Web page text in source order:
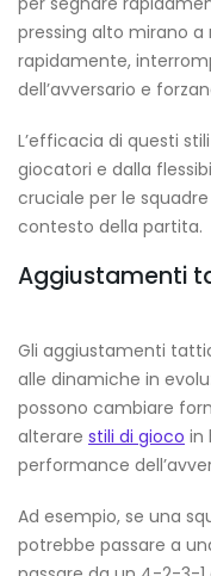
pressing alto mirano a
rapidamente,
dell’avversario e
L’efficacia di questi
giocatori e dalla
cruciale per le
contesto della partita.
Aggiustamenti
Gli aggiustamenti
alle dinamiche in
possono cambiare
alterare stili di gioco in
performance
Ad esempio, se una
potrebbe passare a